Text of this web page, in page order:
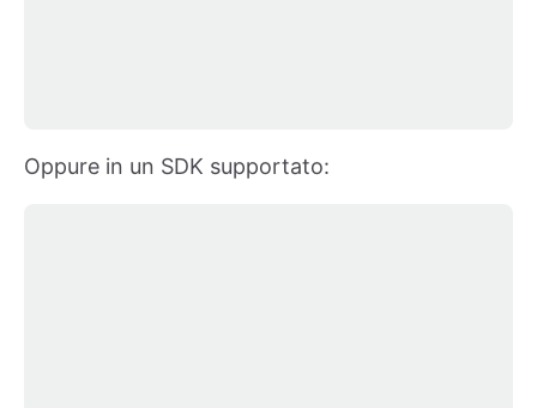
Oppure in un SDK supportato: